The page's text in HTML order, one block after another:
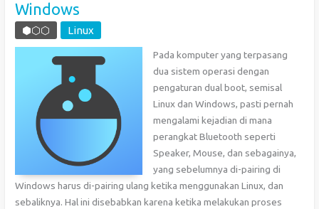
C#
Windows
⬢⬡⬡ Linux
Pada komputer yang terpasang
dua sistem operasi dengan
pengaturan dual boot, semisal
Linux dan Windows, pasti pernah
mengalami kejadian di mana
perangkat Bluetooth seperti
Speaker, Mouse, dan sebagainya,
yang sebelumnya di-pairing di
Windows harus di-pairing ulang ketika menggunakan Linux, dan
sebaliknya. Hal ini disebabkan karena ketika melakukan proses